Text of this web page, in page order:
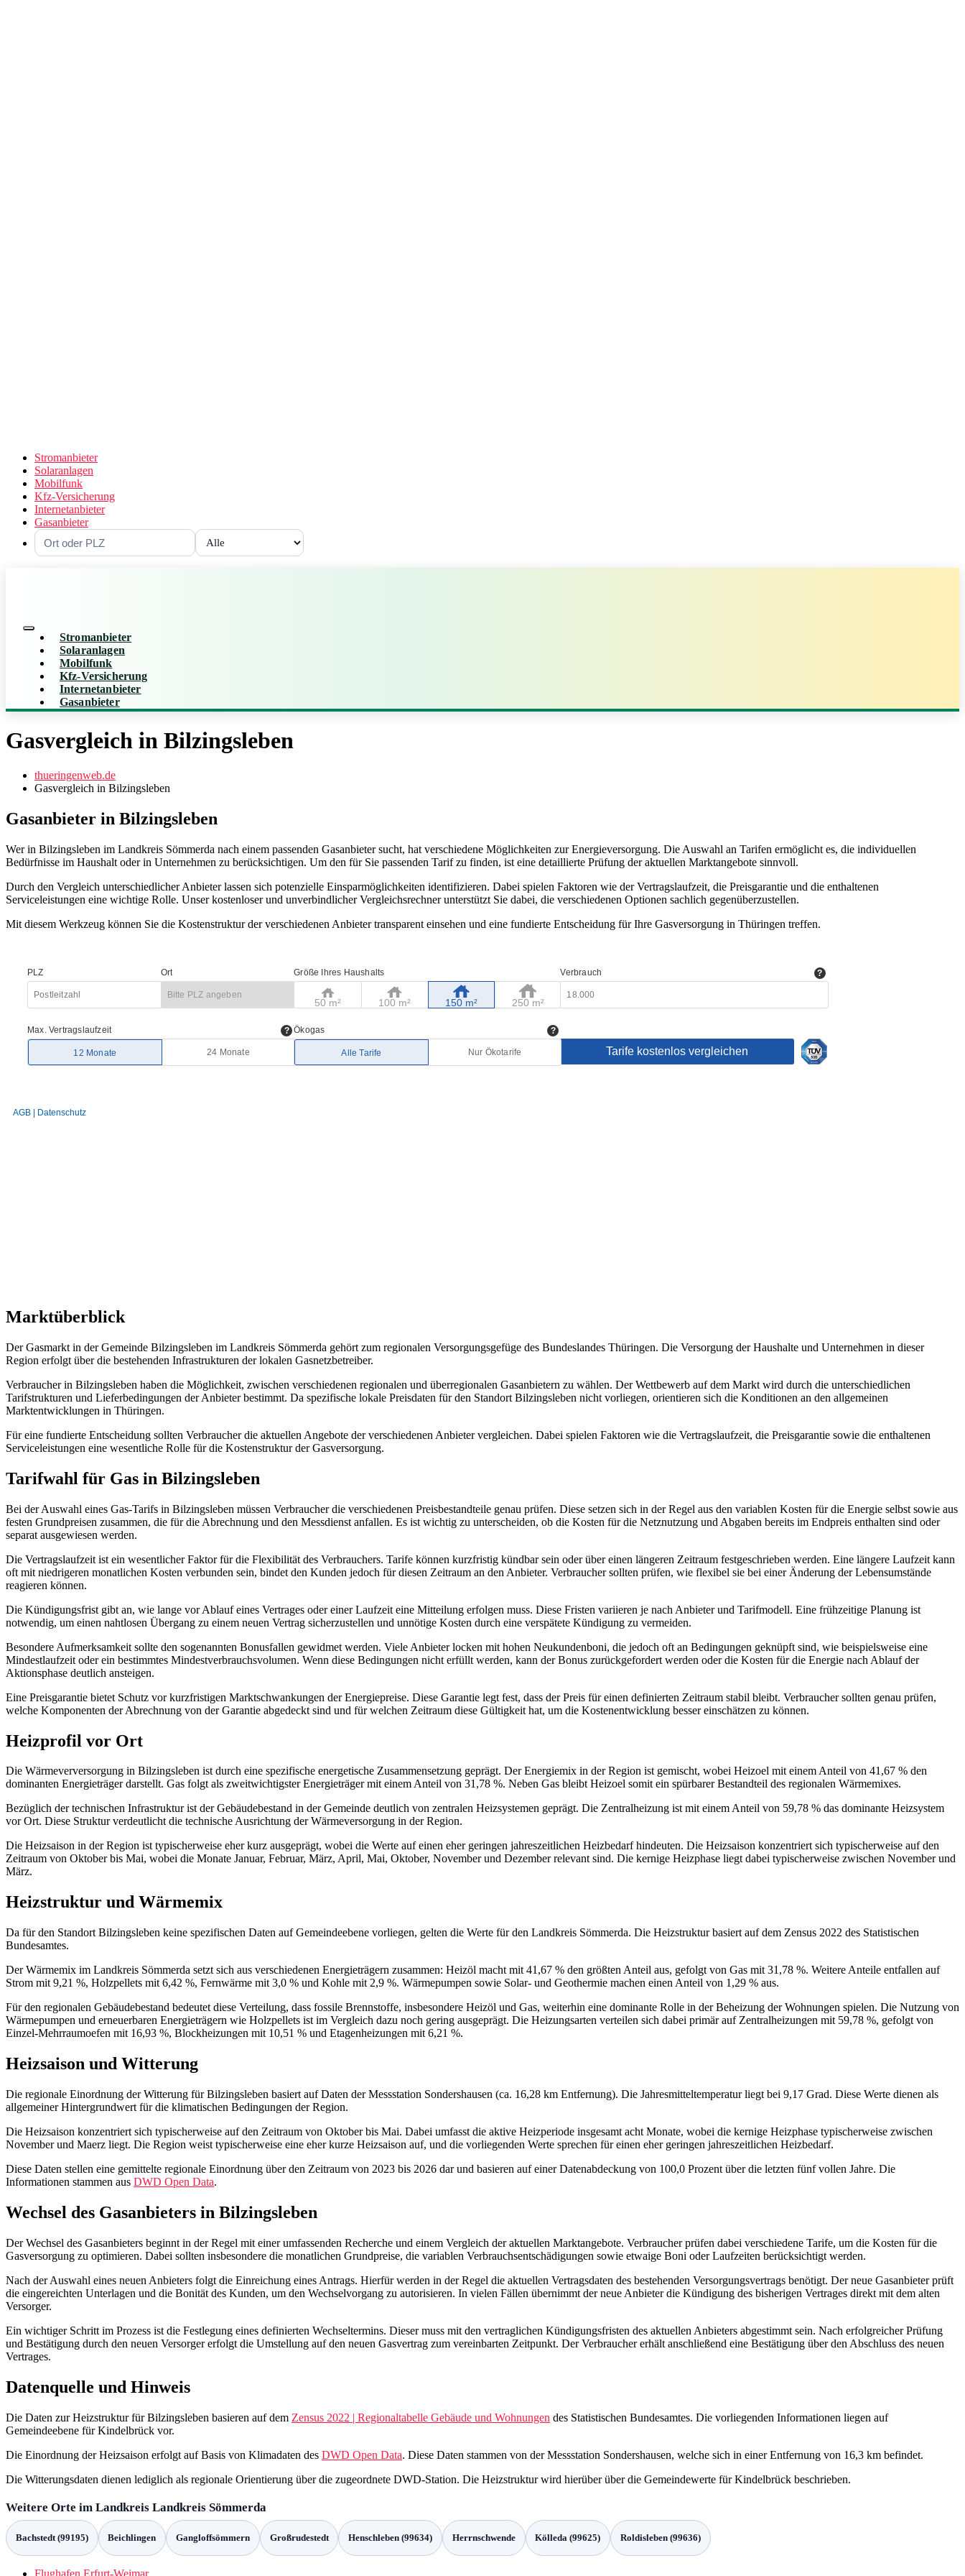
Stromanbieter
Solaranlagen
Mobilfunk
Kfz-Versicherung
Internetanbieter
Gasanbieter
Stromanbieter
Solaranlagen
Mobilfunk
Kfz-Versicherung
Internetanbieter
Gasanbieter
Gasvergleich in Bilzingsleben
thueringenweb.de
Gasvergleich in Bilzingsleben
Gasanbieter in Bilzingsleben
Wer in Bilzingsleben im Landkreis Sömmerda nach einem passenden Gasanbieter sucht, hat verschiedene Möglichkeiten zur Energieversorgung. Die Auswahl an Tarifen ermöglicht es, die individuellen
Bedürfnisse im Haushalt oder in Unternehmen zu berücksichtigen. Um den für Sie passenden Tarif zu finden, ist eine detaillierte Prüfung der aktuellen Marktangebote sinnvoll.
Durch den Vergleich unterschiedlicher Anbieter lassen sich potenzielle Einsparmöglichkeiten identifizieren. Dabei spielen Faktoren wie der Vertragslaufzeit, die Preisgarantie und die enthaltenen
Serviceleistungen eine wichtige Rolle. Unser kostenloser und unverbindlicher Vergleichsrechner unterstützt Sie dabei, die verschiedenen Optionen sachlich gegenüberzustellen.
Mit diesem Werkzeug können Sie die Kostenstruktur der verschiedenen Anbieter transparent einsehen und eine fundierte Entscheidung für Ihre Gasversorgung in Thüringen treffen.
Marktüberblick
Der Gasmarkt in der Gemeinde Bilzingsleben im Landkreis Sömmerda gehört zum regionalen Versorgungsgefüge des Bundeslandes Thüringen. Die Versorgung der Haushalte und Unternehmen in dieser
Region erfolgt über die bestehenden Infrastrukturen der lokalen Gasnetzbetreiber.
Verbraucher in Bilzingsleben haben die Möglichkeit, zwischen verschiedenen regionalen und überregionalen Gasanbietern zu wählen. Der Wettbewerb auf dem Markt wird durch die unterschiedlichen
Tarifstrukturen und Lieferbedingungen der Anbieter bestimmt. Da spezifische lokale Preisdaten für den Standort Bilzingsleben nicht vorliegen, orientieren sich die Konditionen an den allgemeinen
Marktentwicklungen in Thüringen.
Für eine fundierte Entscheidung sollten Verbraucher die aktuellen Angebote der verschiedenen Anbieter vergleichen. Dabei spielen Faktoren wie die Vertragslaufzeit, die Preisgarantie sowie die enthaltenen
Serviceleistungen eine wesentliche Rolle für die Kostenstruktur der Gasversorgung.
Tarifwahl für Gas in Bilzingsleben
Bei der Auswahl eines Gas-Tarifs in Bilzingsleben müssen Verbraucher die verschiedenen Preisbestandteile genau prüfen. Diese setzen sich in der Regel aus den variablen Kosten für die Energie selbst sowie aus
festen Grundpreisen zusammen, die für die Abrechnung und den Messdienst anfallen. Es ist wichtig zu unterscheiden, ob die Kosten für die Netznutzung und Abgaben bereits im Endpreis enthalten sind oder
separat ausgewiesen werden.
Die Vertragslaufzeit ist ein wesentlicher Faktor für die Flexibilität des Verbrauchers. Tarife können kurzfristig kündbar sein oder über einen längeren Zeitraum festgeschrieben werden. Eine längere Laufzeit kann
oft mit niedrigeren monatlichen Kosten verbunden sein, bindet den Kunden jedoch für diesen Zeitraum an den Anbieter. Verbraucher sollten prüfen, wie flexibel sie bei einer Änderung der Lebensumstände
reagieren können.
Die Kündigungsfrist gibt an, wie lange vor Ablauf eines Vertrages oder einer Laufzeit eine Mitteilung erfolgen muss. Diese Fristen variieren je nach Anbieter und Tarifmodell. Eine frühzeitige Planung ist
notwendig, um einen nahtlosen Übergang zu einem neuen Vertrag sicherzustellen und unnötige Kosten durch eine verspätete Kündigung zu vermeiden.
Besondere Aufmerksamkeit sollte den sogenannten Bonusfallen gewidmet werden. Viele Anbieter locken mit hohen Neukundenboni, die jedoch oft an Bedingungen geknüpft sind, wie beispielsweise eine
Mindestlaufzeit oder ein bestimmtes Mindestverbrauchsvolumen. Wenn diese Bedingungen nicht erfüllt werden, kann der Bonus zurückgefordert werden oder die Kosten für die Energie nach Ablauf der
Aktionsphase deutlich ansteigen.
Eine Preisgarantie bietet Schutz vor kurzfristigen Marktschwankungen der Energiepreise. Diese Garantie legt fest, dass der Preis für einen definierten Zeitraum stabil bleibt. Verbraucher sollten genau prüfen,
welche Komponenten der Abrechnung von der Garantie abgedeckt sind und für welchen Zeitraum diese Gültigkeit hat, um die Kostenentwicklung besser einschätzen zu können.
Heizprofil vor Ort
Die Wärmeverversorgung in Bilzingsleben ist durch eine spezifische energetische Zusammensetzung geprägt. Der Energiemix in der Region ist gemischt, wobei Heizoel mit einem Anteil von 41,67 % den
dominanten Energieträger darstellt. Gas folgt als zweitwichtigster Energieträger mit einem Anteil von 31,78 %. Neben Gas bleibt Heizoel somit ein spürbarer Bestandteil des regionalen Wärmemixes.
Bezüglich der technischen Infrastruktur ist der Gebäudebestand in der Gemeinde deutlich von zentralen Heizsystemen geprägt. Die Zentralheizung ist mit einem Anteil von 59,78 % das dominante Heizsystem
vor Ort. Diese Struktur verdeutlicht die technische Ausrichtung der Wärmeversorgung in der Region.
Die Heizsaison in der Region ist typischerweise eher kurz ausgeprägt, wobei die Werte auf einen eher geringen jahreszeitlichen Heizbedarf hindeuten. Die Heizsaison konzentriert sich typischerweise auf den
Zeitraum von Oktober bis Mai, wobei die Monate Januar, Februar, März, April, Mai, Oktober, November und Dezember relevant sind. Die kernige Heizphase liegt dabei typischerweise zwischen November und
März.
Heizstruktur und Wärmemix
Da für den Standort Bilzingsleben keine spezifischen Daten auf Gemeindeebene vorliegen, gelten die Werte für den Landkreis Sömmerda. Die Heizstruktur basiert auf dem Zensus 2022 des Statistischen
Bundesamtes.
Der Wärmemix im Landkreis Sömmerda setzt sich aus verschiedenen Energieträgern zusammen: Heizöl macht mit 41,67 % den größten Anteil aus, gefolgt von Gas mit 31,78 %. Weitere Anteile entfallen auf
Strom mit 9,21 %, Holzpellets mit 6,42 %, Fernwärme mit 3,0 % und Kohle mit 2,9 %. Wärmepumpen sowie Solar- und Geothermie machen einen Anteil von 1,29 % aus.
Für den regionalen Gebäudebestand bedeutet diese Verteilung, dass fossile Brennstoffe, insbesondere Heizöl und Gas, weiterhin eine dominante Rolle in der Beheizung der Wohnungen spielen. Die Nutzung von
Wärmepumpen und erneuerbaren Energieträgern wie Holzpellets ist im Vergleich dazu noch gering ausgeprägt. Die Heizungsarten verteilen sich dabei primär auf Zentralheizungen mit 59,78 %, gefolgt von
Einzel-Mehrraumoefen mit 16,93 %, Blockheizungen mit 10,51 % und Etagenheizungen mit 6,21 %.
Heizsaison und Witterung
Die regionale Einordnung der Witterung für Bilzingsleben basiert auf Daten der Messstation Sondershausen (ca. 16,28 km Entfernung). Die Jahresmitteltemperatur liegt bei 9,17 Grad. Diese Werte dienen als
allgemeiner Hintergrundwert für die klimatischen Bedingungen der Region.
Die Heizsaison konzentriert sich typischerweise auf den Zeitraum von Oktober bis Mai. Dabei umfasst die aktive Heizperiode insgesamt acht Monate, wobei die kernige Heizphase typischerweise zwischen
November und Maerz liegt. Die Region weist typischerweise eine eher kurze Heizsaison auf, und die vorliegenden Werte sprechen für einen eher geringen jahreszeitlichen Heizbedarf.
Diese Daten stellen eine gemittelte regionale Einordnung über den Zeitraum von 2023 bis 2026 dar und basieren auf einer Datenabdeckung von 100,0 Prozent über die letzten fünf vollen Jahre. Die
Informationen stammen aus DWD Open Data.
Wechsel des Gasanbieters in Bilzingsleben
Der Wechsel des Gasanbieters beginnt in der Regel mit einer umfassenden Recherche und einem Vergleich der aktuellen Marktangebote. Verbraucher prüfen dabei verschiedene Tarife, um die Kosten für die
Gasversorgung zu optimieren. Dabei sollten insbesondere die monatlichen Grundpreise, die variablen Verbrauchsentschädigungen sowie etwaige Boni oder Laufzeiten berücksichtigt werden.
Nach der Auswahl eines neuen Anbieters folgt die Einreichung eines Antrags. Hierfür werden in der Regel die aktuellen Vertragsdaten des bestehenden Versorgungsvertrags benötigt. Der neue Gasanbieter prüft
die eingereichten Unterlagen und die Bonität des Kunden, um den Wechselvorgang zu autorisieren. In vielen Fällen übernimmt der neue Anbieter die Kündigung des bisherigen Vertrages direkt mit dem alten
Versorger.
Ein wichtiger Schritt im Prozess ist die Festlegung eines definierten Wechseltermins. Dieser muss mit den vertraglichen Kündigungsfristen des aktuellen Anbieters abgestimmt sein. Nach erfolgreicher Prüfung
und Bestätigung durch den neuen Versorger erfolgt die Umstellung auf den neuen Gasvertrag zum vereinbarten Zeitpunkt. Der Verbraucher erhält anschließend eine Bestätigung über den Abschluss des neuen
Vertrages.
Datenquelle und Hinweis
Die Daten zur Heizstruktur für Bilzingsleben basieren auf dem Zensus 2022 | Regionaltabelle Gebäude und Wohnungen des Statistischen Bundesamtes. Die vorliegenden Informationen liegen auf
Gemeindeebene für Kindelbrück vor.
Die Einordnung der Heizsaison erfolgt auf Basis von Klimadaten des DWD Open Data. Diese Daten stammen von der Messstation Sondershausen, welche sich in einer Entfernung von 16,3 km befindet.
Die Witterungsdaten dienen lediglich als regionale Orientierung über die zugeordnete DWD-Station. Die Heizstruktur wird hierüber über die Gemeindewerte für Kindelbrück beschrieben.
Weitere Orte im Landkreis Landkreis Sömmerda
Bachstedt (99195) Beichlingen Gangloffsömmern Großrudestedt Henschleben (99634) Herrnschwende Kölleda (99625) Roldisleben (99636)